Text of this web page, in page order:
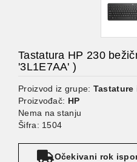
Tastatura HP 230
'3L1E7AA' )
Proizvod iz grupe: Tastature
Proizvođač: HP
Nema na stanju
Šifra: 1504
Očekivani rok